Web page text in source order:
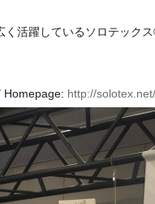
く活躍しているソロテック
Homepage: http://solotex.net/